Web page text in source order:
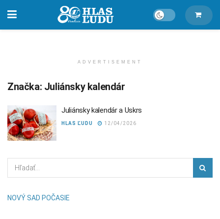
ADVERTISEMENT
Značka: Juliánsky kalendár
Juliánsky kalendár a Uskrs
HLAS ĽUDU 12/04/2026
NOVÝ SAD POČASIE